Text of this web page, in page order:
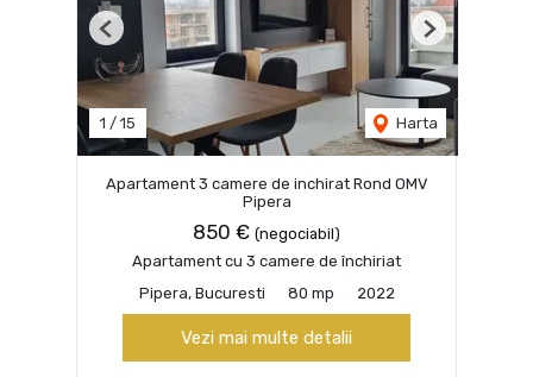
1 / 15 Harta
Previous Next
Apartament 3 camere de inchirat Rond OMV
Pipera
850 € (negociabil)
Apartament cu 3 camere de închiriat
Pipera, Bucuresti
80 mp 2022
Vezi mai multe detalii